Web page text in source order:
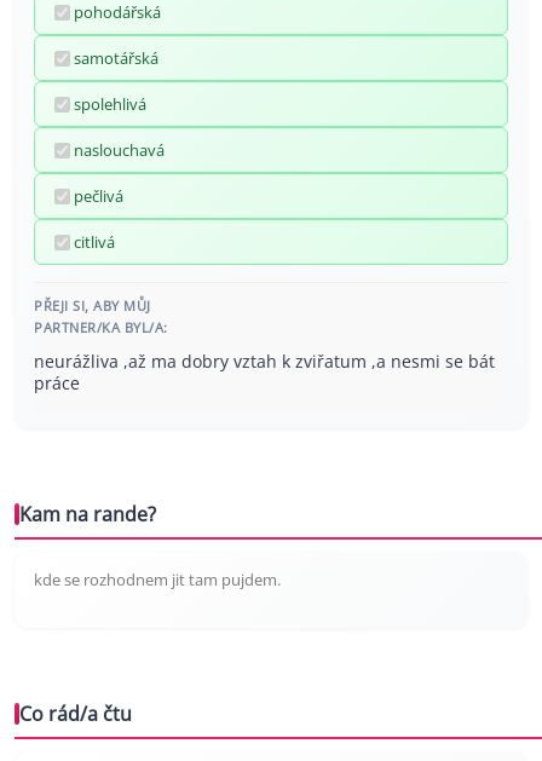
pohodářská
samotářská
spolehlivá
naslouchavá
pečlivá
citlivá
PŘEJI SI, ABY MŮJ
PARTNER/KA BYL/A:
neurážliva ,až ma dobry vztah k zviřatum ,a nesmi se bát
práce
Kam na rande?
kde se rozhodnem jit tam pujdem.
Co rád/a čtu